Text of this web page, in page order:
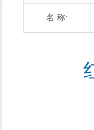
名 称: